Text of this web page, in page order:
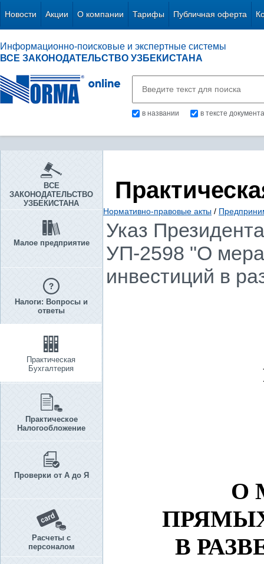
Новости Акции О компании Тарифы Публичная оферта
Информационно-поисковые и экспертные системы
ВСЕ ЗАКОНОДАТЕЛЬСТВО УЗБЕКИСТАНА
в названии в тексте документа
ВСЕ
ЗАКОНОДАТЕЛЬСТВО
УЗБЕКИСТАНА
Малое предприятие
Налоги: Вопросы и
ответы
Практическая
Бухгалтерия
Практическое
Налогообложение
Проверки от А до Я
Расчеты с
персоналом
Нормативно-правовые акты /
Указ
УП-2598 "О
инвестиций в
О
В